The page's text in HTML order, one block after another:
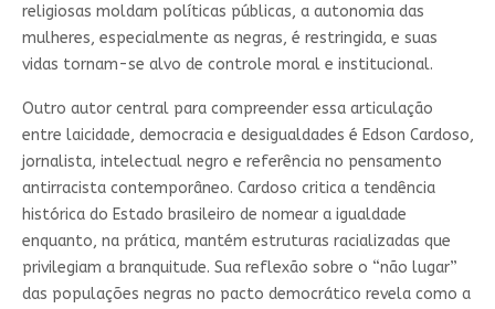
religiosas moldam políticas públicas, a autonomia das
mulheres, especialmente as negras, é restringida, e suas
vidas tornam-se alvo de controle moral e institucional.
Outro autor central para compreender essa articulação
entre laicidade, democracia e desigualdades é Edson Cardoso,
jornalista, intelectual negro e referência no pensamento
antirracista contemporâneo. Cardoso critica a tendência
histórica do Estado brasileiro de nomear a igualdade
enquanto, na prática, mantém estruturas racializadas que
privilegiam a branquitude. Sua reflexão sobre o “não lugar”
das populações negras no pacto democrático revela como a